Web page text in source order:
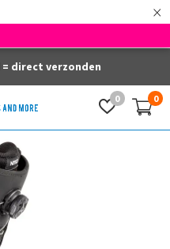
×
0 0
direct verzonden